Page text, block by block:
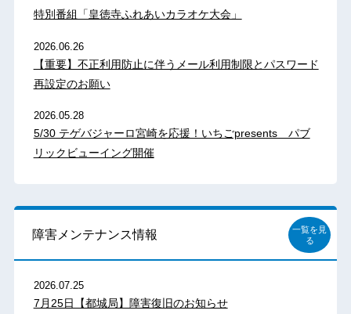
特別番組「皇徳寺ふれあいカラオケ大会」
2026.06.26
【重要】不正利用防止に伴うメール利用制限とパスワード
再設定のお願い
2026.05.28
5/30 テゲバジャーロ宮崎を応援！いちごpresents パブ
リックビューイング開催
障害メンテナンス情報
一覧を見
る
2026.07.25
7月25日【都城局】障害復旧のお知らせ